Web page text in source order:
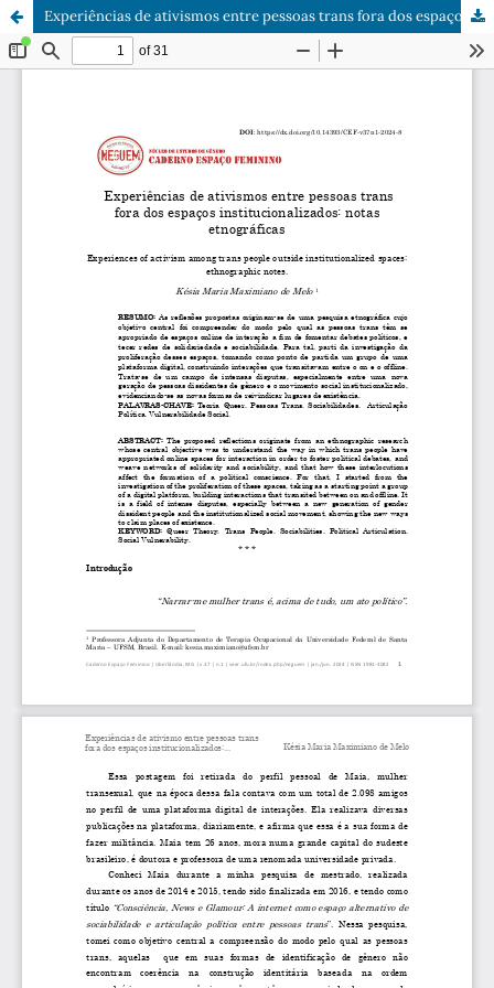
Experiências de ativismos entre pessoas trans fora dos espaços institucionalizados